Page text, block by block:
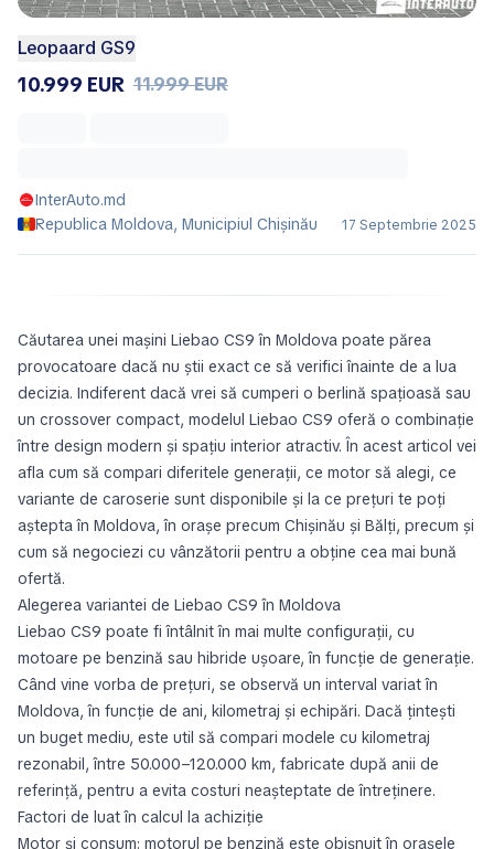
Leopaard GS9
10.999 EUR 11.999 EUR
InterAuto.md
Republica Moldova, Municipiul Chișinău
17 Septembrie 2025
Căutarea unei mașini Liebao CS9 în Moldova poate părea
provocatoare dacă nu știi exact ce să verifici înainte de a lua
decizia. Indiferent dacă vrei să cumperi o berlină spațioasă sau
un crossover compact, modelul Liebao CS9 oferă o combinație
între design modern și spațiu interior atractiv. În acest articol vei
afla cum să compari diferitele generații, ce motor să alegi, ce
variante de caroserie sunt disponibile și la ce prețuri te poți
aștepta în Moldova, în orașe precum Chișinău și Bălți, precum și
cum să negociezi cu vânzătorii pentru a obține cea mai bună
ofertă.
Alegerea variantei de Liebao CS9 în Moldova
Liebao CS9 poate fi întâlnit în mai multe configurații, cu
motoare pe benzină sau hibride ușoare, în funcție de generație.
Când vine vorba de prețuri, se observă un interval variat în
Moldova, în funcție de ani, kilometraj și echipări. Dacă țintești
un buget mediu, este util să compari modele cu kilometraj
rezonabil, între 50.000–120.000 km, fabricate după anii de
referință, pentru a evita costuri neașteptate de întreținere.
Factori de luat în calcul la achiziție
Motor și consum: motorul pe benzină este obișnuit în orașele